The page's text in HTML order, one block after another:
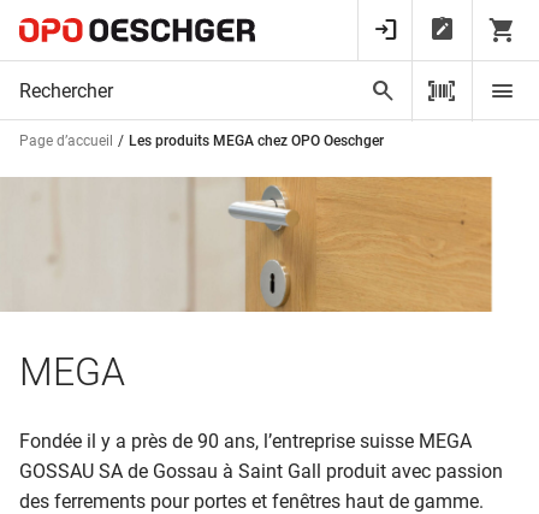
Page d’accueil Les produits MEGA chez OPO Oeschger
MEGA
Fondée il y a près de 90 ans, l’entreprise suisse MEGA
GOSSAU SA de Gossau à Saint Gall produit avec passion
des ferrements pour portes et fenêtres haut de gamme.